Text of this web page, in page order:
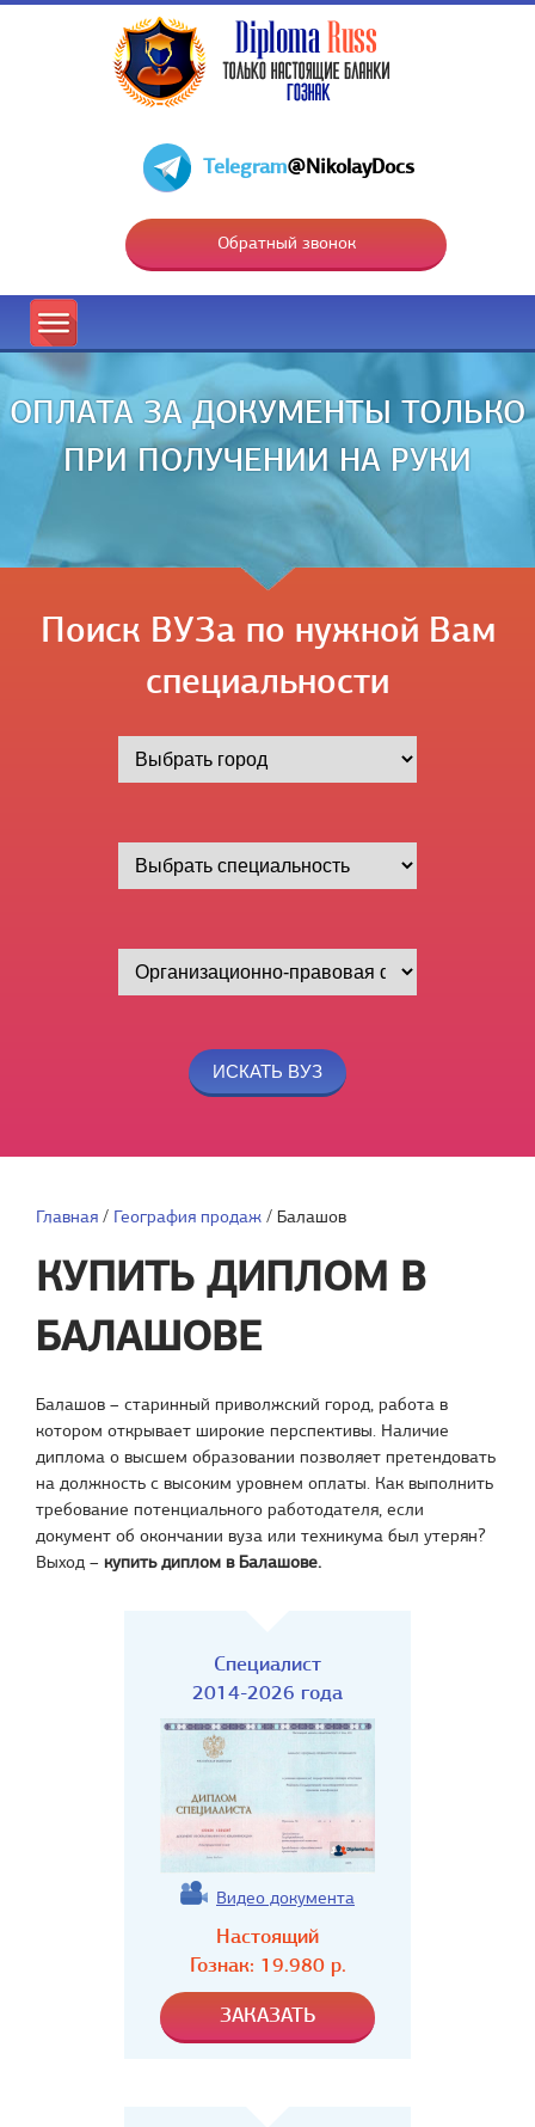
Telegram@NikolayDocs
Обратный звонок
ОПЛАТА ЗА ДОКУМЕНТЫ ТОЛЬКО
ПРИ ПОЛУЧЕНИИ НА РУКИ
Поиск ВУЗа по нужной Вам
специальности
Главная / География продаж / Балашов
КУПИТЬ ДИПЛОМ В
БАЛАШОВЕ
Балашов – старинный приволжский город, работа в
котором открывает широкие перспективы. Наличие
диплома о высшем образовании позволяет претендовать
на должность с высоким уровнем оплаты. Как выполнить
требование потенциального работодателя, если
документ об окончании вуза или техникума был утерян?
Выход – купить диплом в Балашове.
Специалист
2014-2026 года
Видео документа
Настоящий
Гознак: 19.980р.